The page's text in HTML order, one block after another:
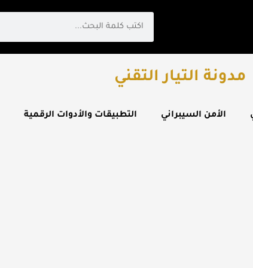
مدونة التيار التقني
الأمن السيبراني التطبيقات والأدوات الرقمية